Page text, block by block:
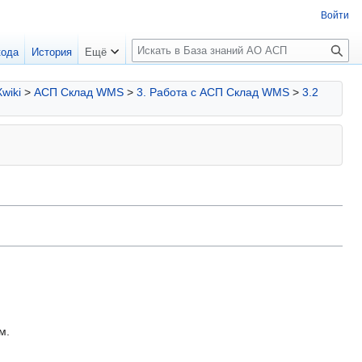
> АСП Склад WMS > 3. Работа с АСП Склад WMS > 3.2
Войти
История Ещё
П
о
и
с
к